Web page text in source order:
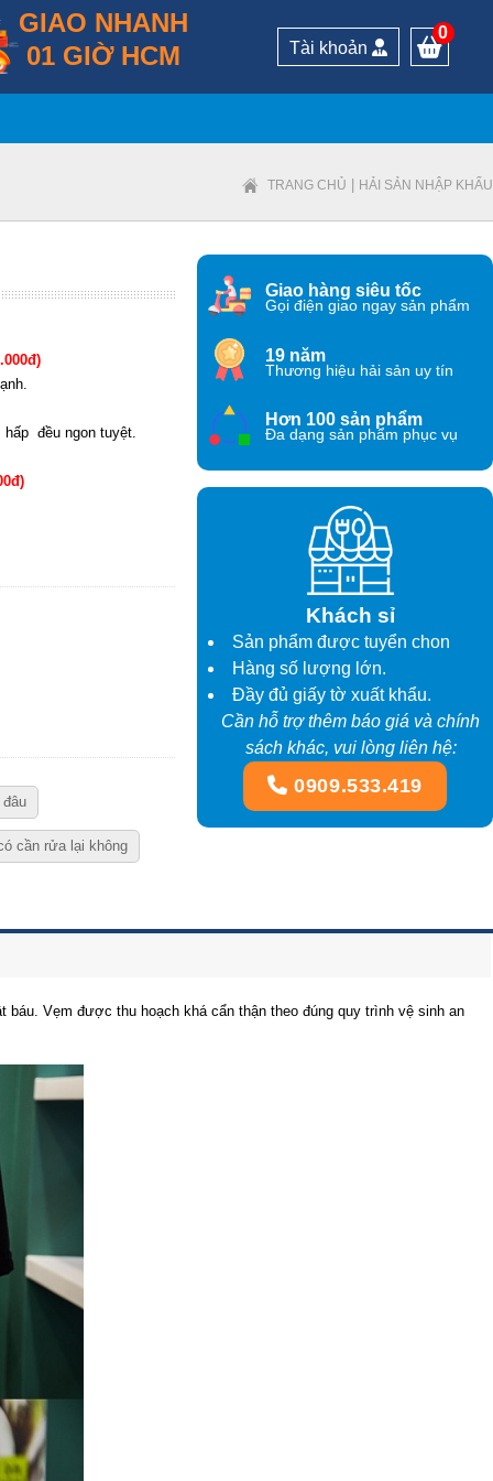
GIAO NHANH
01 GIỜ HCM
Tài khoản
0
TRANG CHỦ HẢI SẢN NHẬP KHẨU
đều ngon tuyệt.
cần rửa lại không
Giao hàng siêu tốc
Gọi điện giao ngay sản phẩm
19 năm
Thương hiệu hải sản uy tín
Hơn 100 sản phẩm
Đa dạng sản phẩm phục vụ
Khách sỉ
Sản phẩm được tuyển chon
Hàng số lượng lớn.
Đầy đủ giấy tờ xuất khẩu.
Cần hỗ trợ thêm báo giá và chính
sách khác, vui lòng liên hệ:
0909.533.419
Vẹm được thu hoạch khá cẩn thận theo đúng quy trình vệ sinh an